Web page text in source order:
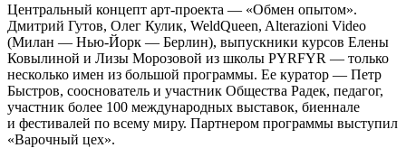
Центральный концепт арт-проекта — «Обмен опытом».
Дмитрий Гутов, Олег Кулик, WeldQueen, Alterazioni Video
(Милан — Нью-Йорк — Берлин), выпускники курсов Елены
Ковылиной и Лизы Морозовой из школы PYRFYR — только
несколько имен из большой программы. Ее куратор — Петр
Быстров, сооснователь и участник Общества Радек, педагог,
участник более 100 международных выставок, биеннале
и фестивалей по всему миру. Партнером программы выступил
«Варочный цех».